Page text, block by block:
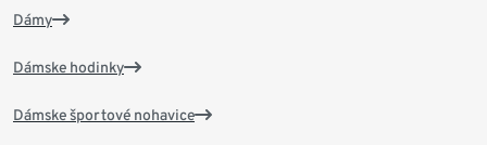
Dámy
Dámske hodinky
Dámske športové nohavice